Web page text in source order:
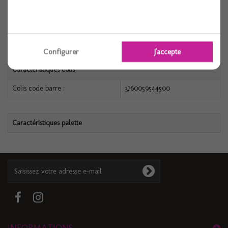
Conditionnement : 50
Caractéristiques colis
Colis code barre : 3760059544500
Caractéristiques palette
Configurer J'accepte